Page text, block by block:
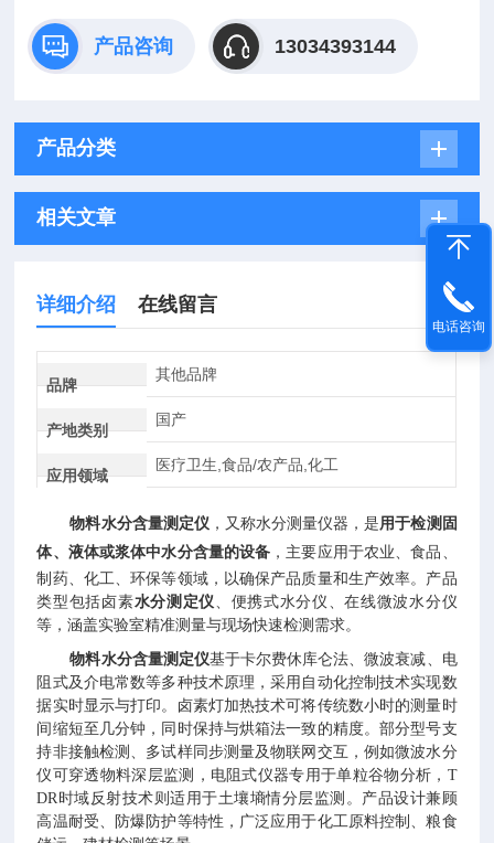
产品咨询 13034393144
产品分类
相关文章
详细介绍 在线留言
品牌
其他品牌
产地类别
国产
应用领域
医疗卫生,食品/农产品,化工
物料水分含量测定仪，又称水分测量仪器，是用于检测固
体、液体或浆体中水分含量的设备 ，主要应用于农业、食品、
制药、化工、环保等领域，以确保产品质量和生产效率。产品
类型包括卤素水分测定仪、便携式水分仪、在线微波水分仪
等，涵盖实验室精准测量与现场快速检测需求。
物料水分含量测定仪基于卡尔费休库仑法、微波衰减、电
阻式及介电常数等多种技术原理，采用自动化控制技术实现数
据实时显示与打印。卤素灯加热技术可将传统数小时的测量时
间缩短至几分钟，同时保持与烘箱法一致的精度。部分型号支
持非接触检测、多试样同步测量及物联网交互，例如微波水分
仪可穿透物料深层监测，电阻式仪器专用于单粒谷物分析，T
DR时域反射技术则适用于土壤墒情分层监测。产品设计兼顾
高温耐受、防爆防护等特性，广泛应用于化工原料控制、粮食
电话咨询